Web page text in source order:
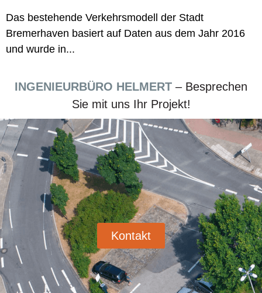
Das bestehende Verkehrsmodell der Stadt
Bremerhaven basiert auf Daten aus dem Jahr 2016
und wurde in...
INGENIEURBÜRO HELMERT – Besprechen
Sie mit uns Ihr Projekt!
Kontakt